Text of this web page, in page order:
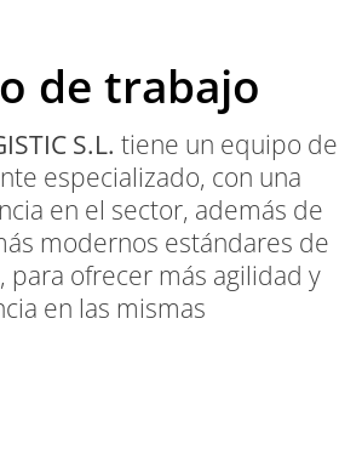
de trabajo
S.L. tiene un equipo de
especializado, con una
en el sector, además de
modernos estándares de
para ofrecer más agilidad y
en las mismas